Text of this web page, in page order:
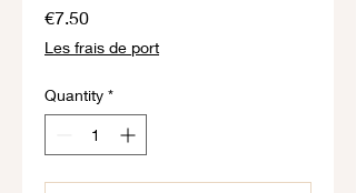
€7.50Price
Les frais de port
Quantity *